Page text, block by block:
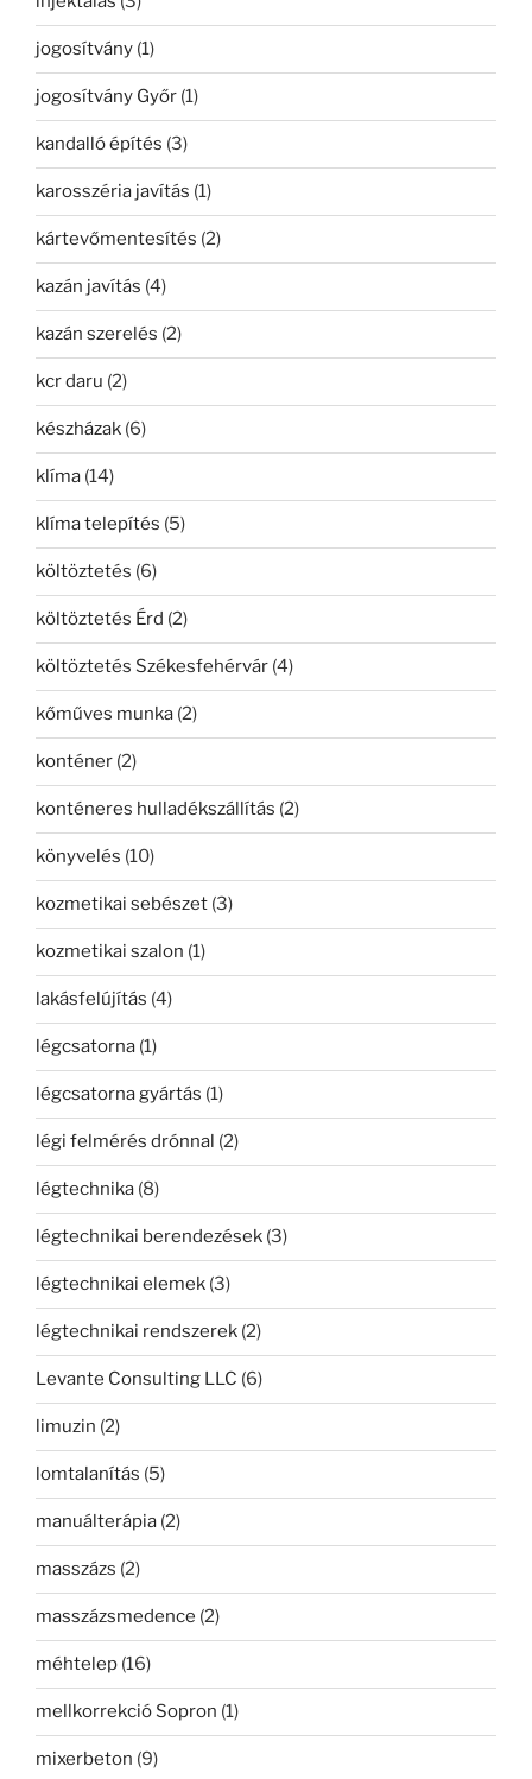
jogosítvány (1)
jogosítvány Győr (1)
kandalló építés (3)
karosszéria javítás (1)
kártevőmentesítés (2)
kazán javítás (4)
kazán szerelés (2)
kcr daru (2)
készházak (6)
klíma (14)
klíma telepítés (5)
költöztetés (6)
költöztetés Érd (2)
költöztetés Székesfehérvár (4)
kőműves munka (2)
konténer (2)
konténeres hulladékszállítás (2)
könyvelés (10)
kozmetikai sebészet (3)
kozmetikai szalon (1)
lakásfelújítás (4)
légcsatorna (1)
légcsatorna gyártás (1)
légi felmérés drónnal (2)
légtechnika (8)
légtechnikai berendezések (3)
légtechnikai elemek (3)
légtechnikai rendszerek (2)
Levante Consulting LLC (6)
limuzin (2)
lomtalanítás (5)
manuálterápia (2)
masszázs (2)
masszázsmedence (2)
méhtelep (16)
mellkorrekció Sopron (1)
mixerbeton (9)